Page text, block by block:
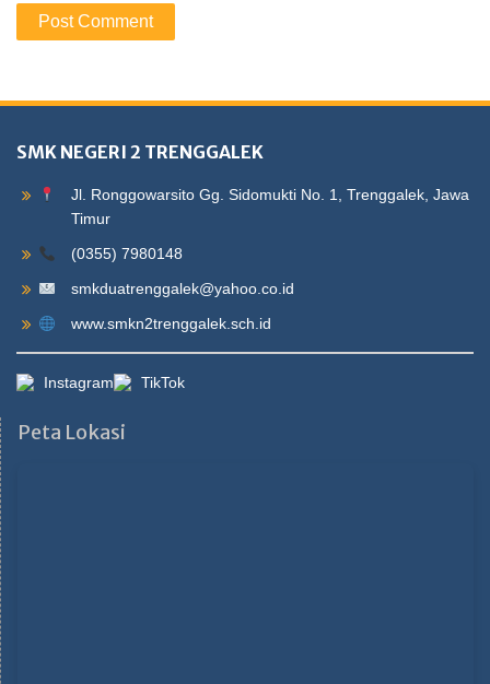
SMK NEGERI 2 TRENGGALEK
Jl. Ronggowarsito Gg. Sidomukti No. 1, Trenggalek, Jawa
Timur
(0355) 7980148
smkduatrenggalek@yahoo.co.id
www.smkn2trenggalek.sch.id
Instagram TikTok
Peta Lokasi